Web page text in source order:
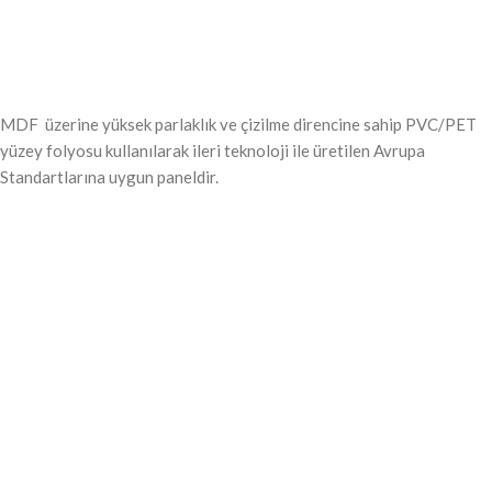
MDF üzerine yüksek parlaklık ve çizilme direncine sahip PVC/PET
yüzey folyosu kullanılarak ileri teknoloji ile üretilen Avrupa
Standartlarına uygun paneldir.